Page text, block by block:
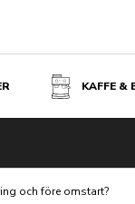
KAFFE &
och före omstart?